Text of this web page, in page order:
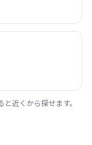
近くから探せます。